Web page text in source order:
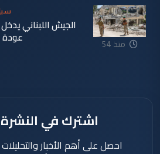
منذ 54
الجيش اللبناني
عودة
اشترك في النشرة
احصل على أهم الأخبار